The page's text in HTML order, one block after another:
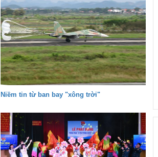
Niềm tin từ ban bay "xông trời"